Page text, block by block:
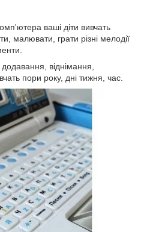
ваші діти вивчать
малювати, грати різні мелодії
віднімання,
пори року, дні тижня, час.